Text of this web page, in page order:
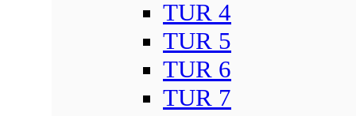
TUR 4
TUR 5
TUR 6
TUR 7